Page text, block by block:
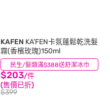
民生/髮類滿$388送舒潔冰巾
KAFEN KA’FEN卡氛蓬鬆乾洗髮
霧(香檳玫瑰)150ml
$203/件
(售價已折)
$399
(1)